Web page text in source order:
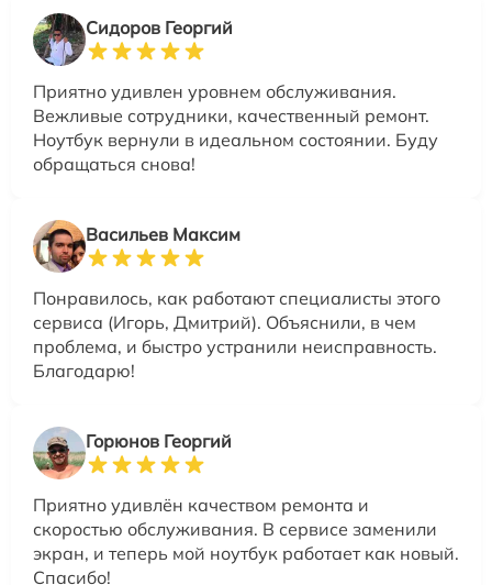
Сидоров Георгий
Приятно удивлен уровнем обслуживания.
Вежливые сотрудники, качественный ремонт.
Ноутбук вернули в идеальном состоянии. Буду
обращаться снова!
Васильев Максим
Понравилось, как работают специалисты этого
сервиса (Игорь, Дмитрий). Объяснили, в чем
проблема, и быстро устранили неисправность.
Благодарю!
Горюнов Георгий
Приятно удивлён качеством ремонта и
скоростью обслуживания. В сервисе заменили
экран, и теперь мой ноутбук работает как новый.
Спасибо!